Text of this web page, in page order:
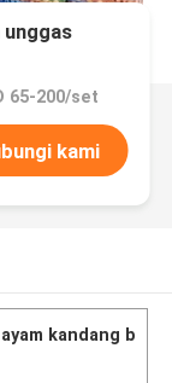
65-200/set
kami
kandang b